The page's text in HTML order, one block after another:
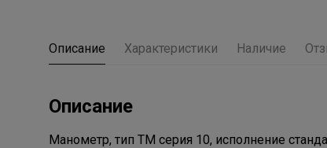
Описание Характеристики Наличие
Описание
Манометр, тип ТМ серия 10, исполнение